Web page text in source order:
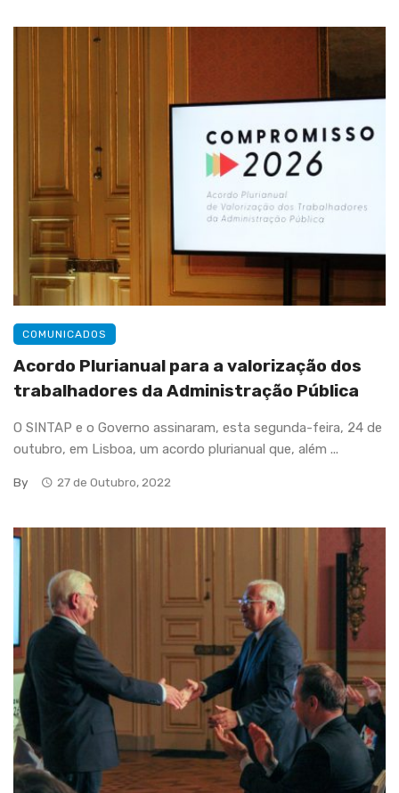
COMUNICADOS
Acordo Plurianual para a valorização dos
trabalhadores da Administração Pública
O SINTAP e o Governo assinaram, esta segunda-feira, 24 de
outubro, em Lisboa, um acordo plurianual que, além ...
By 27 de Outubro, 2022